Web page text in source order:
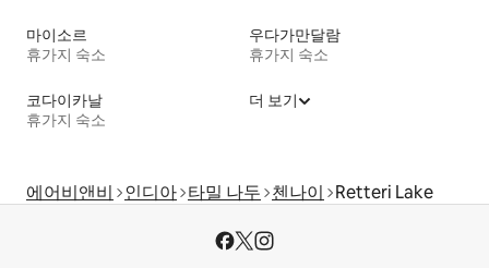
마이소르
휴가지 숙소
우다가만달람
휴가지 숙소
코다이카날
휴가지 숙소
더 보기
에어비앤비 인디아 타밀 나두 첸나이 Retteri Lake